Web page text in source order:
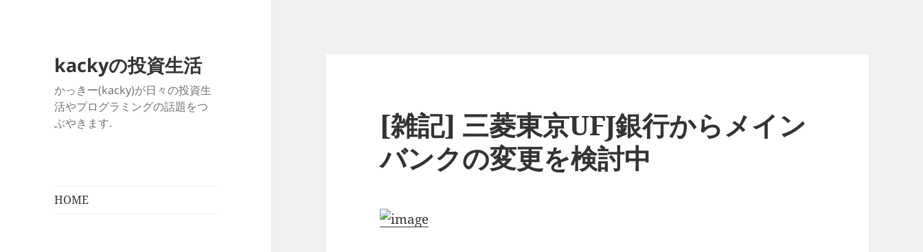
kackyの投資生活
かっきー(kacky)が日々の投資生
活やプログラミングの話題をつ
ぶやきます.
HOME
[雑記] 三菱東京UFJ銀行からメイン
バンクの変更を検討中